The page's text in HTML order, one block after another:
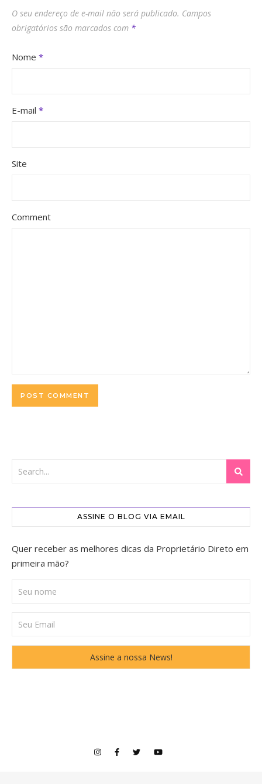
O seu endereço de e-mail não será publicado. Campos
obrigatórios são marcados com *
Nome *
E-mail *
Site
Comment
ASSINE O BLOG VIA EMAIL
Quer receber as melhores dicas da Proprietário Direto em
primeira mão?